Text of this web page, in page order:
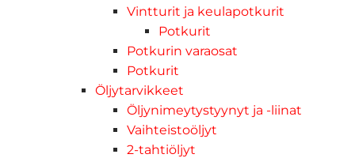
Vintturit ja keulapotkurit
Potkurit
Potkurin varaosat
Potkurit
Öljytarvikkeet
Öljynimeytystyynyt ja -liinat
Vaihteistoöljyt
2-tahtiöljyt